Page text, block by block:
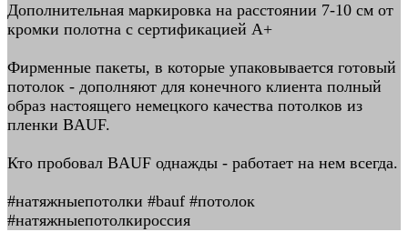
Дополнительная маркировка на расстоянии 7-10 см от
кромки полотна с сертификацией А+
Фирменные пакеты, в которые упаковывается готовый
потолок - дополняют для конечного клиента полный
образ настоящего немецкого качества потолков из
пленки BAUF.
Кто пробовал BAUF однажды - работает на нем всегда.
#натяжныепотолки #bauf #потолок
#натяжныепотолкироссия